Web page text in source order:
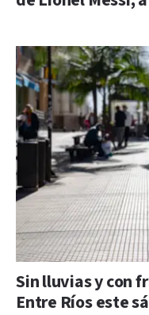
Sin lluvias y con
Entre Ríos este